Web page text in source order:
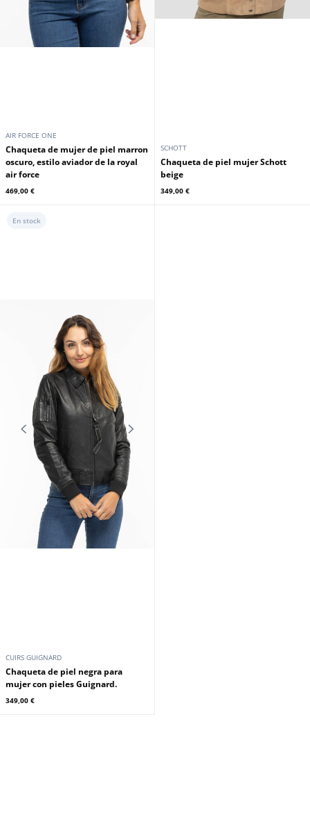
AIR FORCE ONE
Chaqueta de mujer de piel marron
oscuro, estilo aviador de la royal
air force
469,00 €
SCHOTT
Chaqueta de piel mujer Schott
beige
349,00 €
CUIRS GUIGNARD
Chaqueta de piel negra para
mujer con pieles Guignard.
349,00 €
En stock